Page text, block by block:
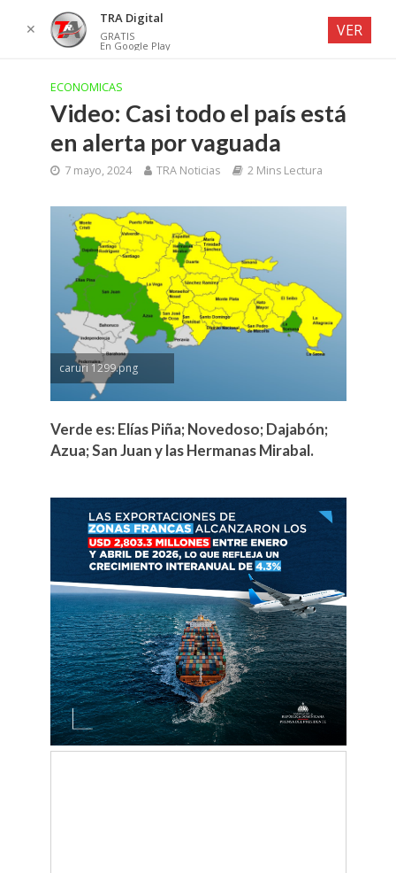
ECONOMICAS
Video: Casi todo el país está
en alerta por vaguada
7 mayo, 2024 TRA Noticias 2 Mins Lectura
caruri 1299.png
Verde es: Elías Piña; Novedoso; Dajabón;
Azua; San Juan y las Hermanas Mirabal.
✕
TRA Digital
GRATIS
En Google Play
VER